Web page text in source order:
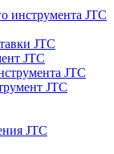
инструмента JTC
JTC
JTC
JTC
JTC
JTC